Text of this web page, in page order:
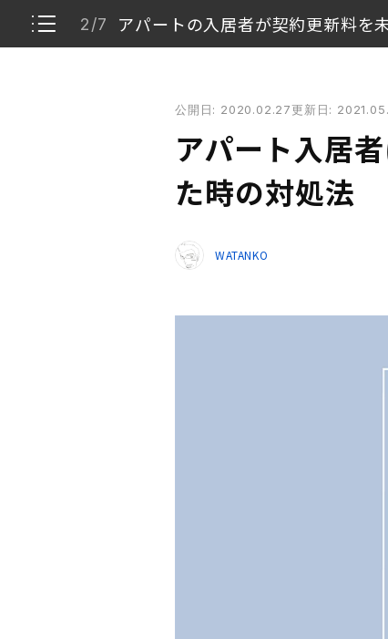
2/7 アパートの入居者が契約更新料を
賃貸管理は管理会社に委託
アパートの入居者が契約更新料を未払い
急転直下、支払い完了へ
今後に向けた対策
公開日: 2020.02.27更新日:
アパート入居
た時の対処法
WATANKO